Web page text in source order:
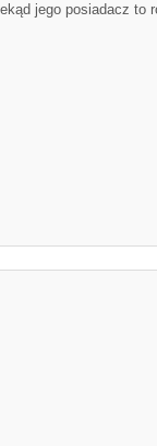
jego posiadacz to